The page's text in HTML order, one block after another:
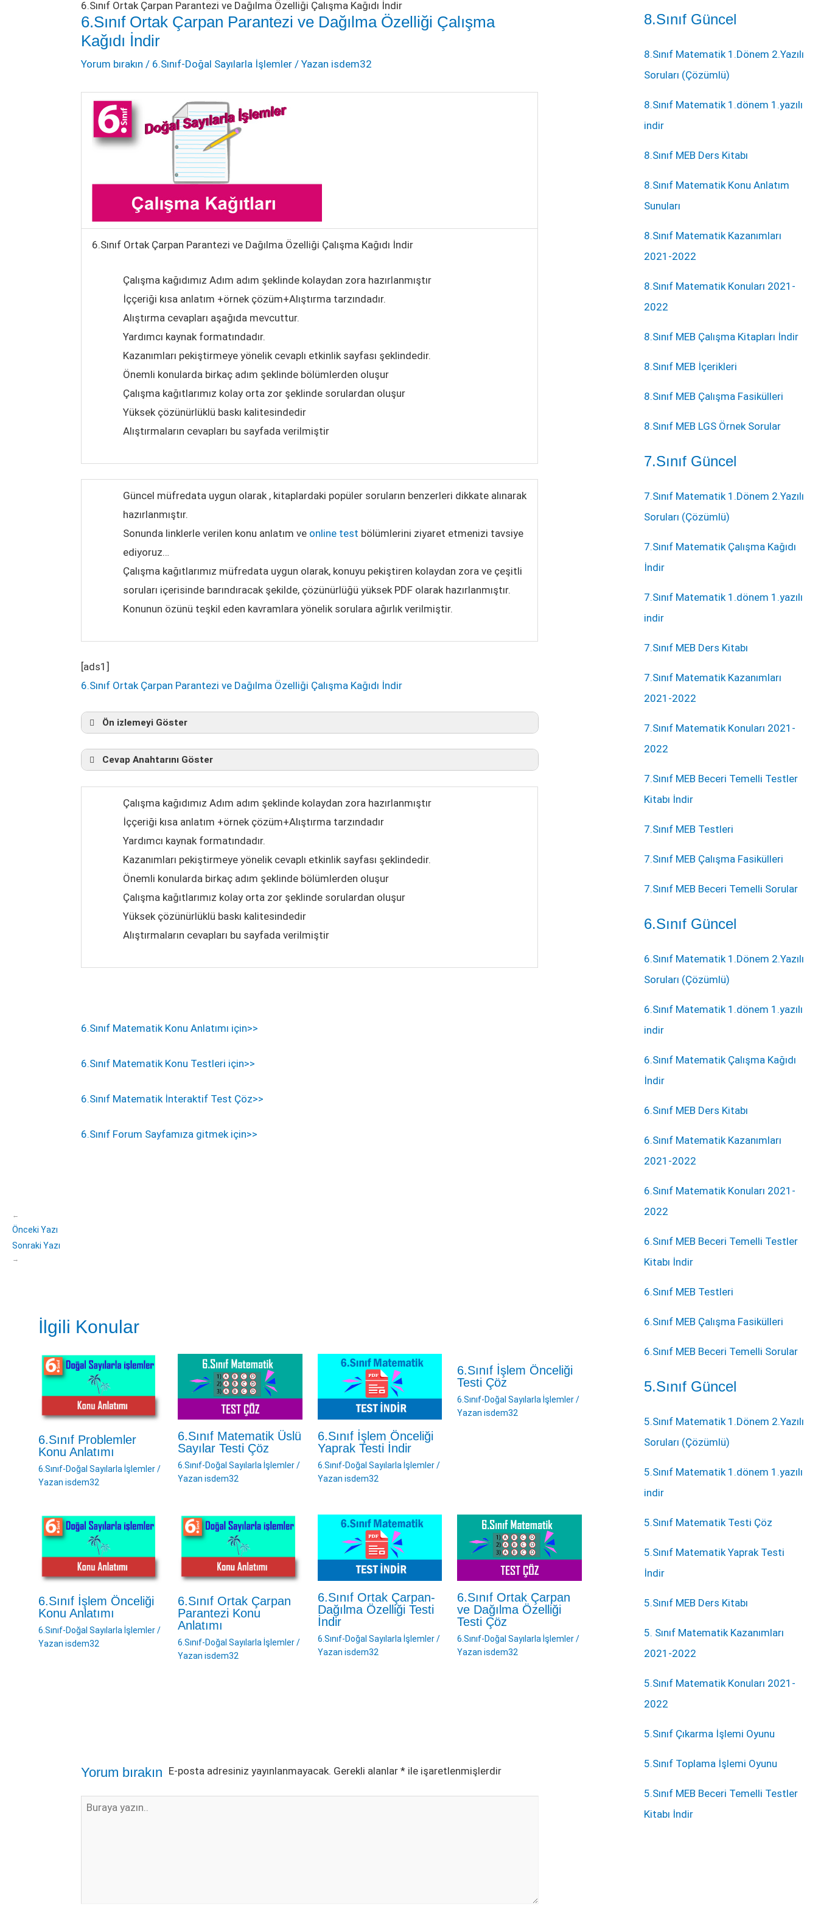
6.Sınıf Ortak Çarpan Parantezi ve Dağılma Özelliği Çalışma Kağıdı İndir
6.Sınıf Ortak Çarpan Parantezi ve Dağılma Özelliği Çalışma
Kağıdı İndir
Yorum bırakın / 6.Sınıf-Doğal Sayılarla İşlemler / Yazan isdem32
6.Sınıf Ortak Çarpan Parantezi ve Dağılma Özelliği Çalışma Kağıdı İndir
Çalışma kağıdımız Adım adım şeklinde kolaydan zora hazırlanmıştır
İççeriği kısa anlatım +örnek çözüm+Alıştırma tarzındadır.
Alıştırma cevapları aşağıda mevcuttur.
Yardımcı kaynak formatındadır.
Kazanımları pekiştirmeye yönelik cevaplı etkinlik sayfası şeklindedir.
Önemli konularda birkaç adım şeklinde bölümlerden oluşur
Çalışma kağıtlarımız kolay orta zor şeklinde sorulardan oluşur
Yüksek çözünürlüklü baskı kalitesindedir
Alıştırmaların cevapları bu sayfada verilmiştir
Güncel müfredata uygun olarak , kitaplardaki popüler soruların benzerleri dikkate alınarak
hazırlanmıştır.
Sonunda linklerle verilen konu anlatım ve online test bölümlerini ziyaret etmenizi tavsiye
ediyoruz…
Çalışma kağıtlarımız müfredata uygun olarak, konuyu pekiştiren kolaydan zora ve çeşitli
soruları içerisinde barındıracak şekilde, çözünürlüğü yüksek PDF olarak hazırlanmıştır.
Konunun özünü teşkil eden kavramlara yönelik sorulara ağırlık verilmiştir.
[ads1]
6.Sınıf Ortak Çarpan Parantezi ve Dağılma Özelliği Çalışma Kağıdı İndir
Ön izlemeyi Göster
Cevap Anahtarını Göster
Çalışma kağıdımız Adım adım şeklinde kolaydan zora hazırlanmıştır
İççeriği kısa anlatım +örnek çözüm+Alıştırma tarzındadır
Yardımcı kaynak formatındadır.
Kazanımları pekiştirmeye yönelik cevaplı etkinlik sayfası şeklindedir.
Önemli konularda birkaç adım şeklinde bölümlerden oluşur
Çalışma kağıtlarımız kolay orta zor şeklinde sorulardan oluşur
Yüksek çözünürlüklü baskı kalitesindedir
Alıştırmaların cevapları bu sayfada verilmiştir
6.Sınıf Matematik Konu Anlatımı için>>
6.Sınıf Matematik Konu Testleri için>>
6.Sınıf Matematik İnteraktif Test Çöz>>
6.Sınıf Forum Sayfamıza gitmek için>>
←
Önceki Yazı
Sonraki Yazı
→
İlgili Konular
6.Sınıf Problemler
Konu Anlatımı
6.Sınıf-Doğal Sayılarla İşlemler/
Yazan isdem32
6.Sınıf Matematik Üslü
Sayılar Testi Çöz
6.Sınıf-Doğal Sayılarla İşlemler/
Yazan isdem32
6.Sınıf İşlem Önceliği
Yaprak Testi İndir
6.Sınıf-Doğal Sayılarla İşlemler/
Yazan isdem32
6.Sınıf İşlem Önceliği
Testi Çöz
6.Sınıf-Doğal Sayılarla İşlemler/
Yazan isdem32
6.Sınıf İşlem Önceliği
Konu Anlatımı
6.Sınıf-Doğal Sayılarla İşlemler/
Yazan isdem32
6.Sınıf Ortak Çarpan
Parantezi Konu
Anlatımı
6.Sınıf-Doğal Sayılarla İşlemler/
Yazan isdem32
6.Sınıf Ortak Çarpan-
Dağılma Özelliği Testi
İndir
6.Sınıf-Doğal Sayılarla İşlemler/
Yazan isdem32
6.Sınıf Ortak Çarpan
ve Dağılma Özelliği
Testi Çöz
6.Sınıf-Doğal Sayılarla İşlemler/
Yazan isdem32
Yorum bırakın E-posta adresiniz yayınlanmayacak. Gerekli alanlar* ile işaretlenmişlerdir
8.Sınıf Güncel
8.Sınıf Matematik 1.Dönem 2.Yazılı
Soruları (Çözümlü)
8.Sınıf Matematik 1.dönem 1.yazılı
indir
8.Sınıf MEB Ders Kitabı
8.Sınıf Matematik Konu Anlatım
Sunuları
8.Sınıf Matematik Kazanımları
2021-2022
8.Sınıf Matematik Konuları 2021-
2022
8.Sınıf MEB Çalışma Kitapları İndir
8.Sınıf MEB İçerikleri
8.Sınıf MEB Çalışma Fasikülleri
8.Sınıf MEB LGS Örnek Sorular
7.Sınıf Güncel
7.Sınıf Matematik 1.Dönem 2.Yazılı
Soruları (Çözümlü)
7.Sınıf Matematik Çalışma Kağıdı
İndir
7.Sınıf Matematik 1.dönem 1.yazılı
indir
7.Sınıf MEB Ders Kitabı
7.Sınıf Matematik Kazanımları
2021-2022
7.Sınıf Matematik Konuları 2021-
2022
7.Sınıf MEB Beceri Temelli Testler
Kitabı İndir
7.Sınıf MEB Testleri
7.Sınıf MEB Çalışma Fasikülleri
7.Sınıf MEB Beceri Temelli Sorular
6.Sınıf Güncel
6.Sınıf Matematik 1.Dönem 2.Yazılı
Soruları (Çözümlü)
6.Sınıf Matematik 1.dönem 1.yazılı
indir
6.Sınıf Matematik Çalışma Kağıdı
İndir
6.Sınıf MEB Ders Kitabı
6.Sınıf Matematik Kazanımları
2021-2022
6.Sınıf Matematik Konuları 2021-
2022
6.Sınıf MEB Beceri Temelli Testler
Kitabı İndir
6.Sınıf MEB Testleri
6.Sınıf MEB Çalışma Fasikülleri
6.Sınıf MEB Beceri Temelli Sorular
5.Sınıf Güncel
5.Sınıf Matematik 1.Dönem 2.Yazılı
Soruları (Çözümlü)
5.Sınıf Matematik 1.dönem 1.yazılı
indir
5.Sınıf Matematik Testi Çöz
5.Sınıf Matematik Yaprak Testi
İndir
5.Sınıf MEB Ders Kitabı
5. Sınıf Matematik Kazanımları
2021-2022
5.Sınıf Matematik Konuları 2021-
2022
5.Sınıf Çıkarma İşlemi Oyunu
5.Sınıf Toplama İşlemi Oyunu
5.Sınıf MEB Beceri Temelli Testler
Kitabı İndir